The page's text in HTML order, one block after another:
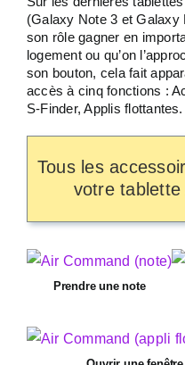
(Galaxy Note 3 et Galaxy
son rôle gagner en
logement ou qu’on
son bouton, cela fait
accès à cinq fonctions :
S-Finder, Applis flottantes.
Tous les
votre tablette
Prendre une note